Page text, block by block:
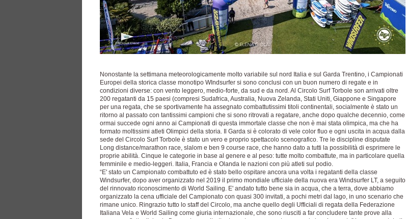
Nonostante la settimana meteorologicamente molto variabile sul nord Italia e sul Garda Trentino, i Campionati
Europei della storica classe monotipo WIndsurfer si sono conclusi con un buon numero di regate e in
condizioni diverse: con vento leggero, medio-forte, da sud e da nord. Al Circolo Surf Torbole son arrivati oltre
200 regatanti da 15 paesi (compresi Sudafrica, Australia, Nuova Zelanda, Stati Uniti, Giappone e Singapore
per una regata, che se sportivamente ha assegnato combattutissimi titoli continentali, socialmente è stato un
ritorno al passato con tantissimi campioni che si sono ritrovati a regatare, anche dopo qualche decennio, come
ormai succede ogni anno ai Campionati di questa immortale classe che non è mai stata olimpica, ma che ha
formato moltissimi atleti Olimpici della storia. Il Garda si è colorato di vele color fluo e ogni uscita in acqua dalla
sede del Circolo Surf Torbole è stato un vero e proprio spettacolo scenografico. Tre le discipline disputate
Long distance/marathon race, slalom e ben 9 course race, che hanno dato a tutti la possibilità di esprimere le
proprie abilità. Cinque le categorie in base al genere e al peso: tutte molto combattute, ma in particolare quella
femminile e medio-leggeri. Italia, Francia e Olanda le nazioni con più atleti sul podio.
“E' stato un Campionato combattuto ed è stato bello ospitare ancora una volta i regatanti della classe
Windsurfer, dopo aver organizzato nel 2019 il primo mondiale ufficiale della nuova era Windsurfer LT, a seguito
del rinnovato riconoscimento di World Sailing. E' andato tutto bene sia in acqua, che a terra, dove abbiamo
organizzato la cena ufficiale del Campionato con quasi 300 invitati, a pochi metri dal lago, in uno scenario che
rimane unico. Ringrazio tutto lo staff del Circolo, ma anche quello degli Ufficiali di regata della Federazione
Italiana Vela e World Sailing come giuria internazionale, che sono riusciti a far concludere tante prove alla